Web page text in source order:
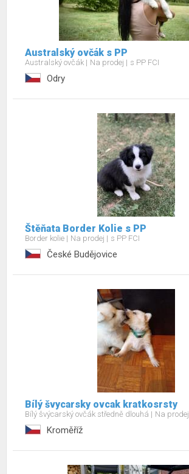
Australský ovčák s PP
Australský ovčák Na prodej s PP FCI
Odry
Štěňata Border Kolie s PP
Border kolie Na prodej s PP FCI
České Budějovice
Bílý švycarsky ovcak kratkosrsty
Bílý švýcarský ovčák středně dlouhá Na prodej
Kroměříž